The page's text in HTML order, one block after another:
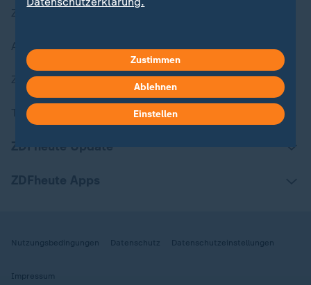
Aktuelle Sendungs-Videos
ZDFheute Stories
Themen im Überblick
ZDFheute Update
Nutzungsbedingungen Datenschutz Datenschutzeinstellungen
Impressum
Zustimmen
Ablehnen
Einstellen